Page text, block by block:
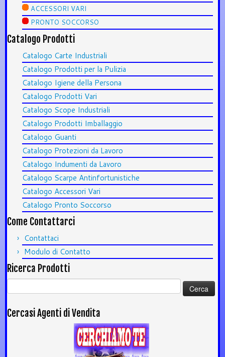
ACCESSORI VARI
PRONTO SOCCORSO
Catalogo Prodotti
Catalogo Carte Industriali
Catalogo Prodotti per la Pulizia
Catalogo Igiene della Persona
Catalogo Prodotti Vari
Catalogo Scope Industriali
Catalogo Prodotti Imballaggio
Catalogo Guanti
Catalogo Protezioni da Lavoro
Catalogo Indumenti da Lavoro
Catalogo Scarpe Antinfortunistiche
Catalogo Accessori Vari
Catalogo Pronto Soccorso
Come Contattarci
Contattaci
Modulo di Contatto
Ricerca Prodotti
Ricerca
per:
Cercasi Agenti di Vendita